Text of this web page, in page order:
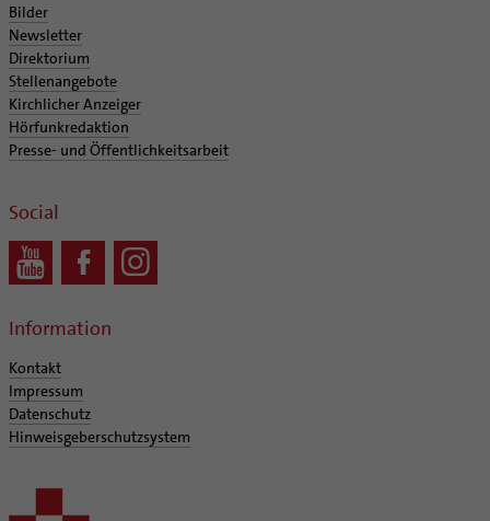
Bilder
Newsletter
Direktorium
Stellenangebote
Kirchlicher Anzeiger
Hörfunkredaktion
Presse- und Öffentlichkeitsarbeit
Social
Information
Kontakt
Impressum
Datenschutz
Hinweisgeberschutzsystem